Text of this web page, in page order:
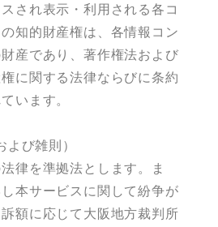
され表示・利用される各コ
知的財産権は、各情報コン
産であり、著作権法および
に関する法律ならびに条約
います。
び雑則）
律を準拠法とします。ま
本サービスに関して紛争が
額に応じて大阪地方裁判所